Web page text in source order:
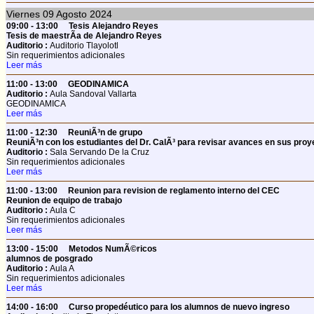
Viernes 09 Agosto 2024
09:00 - 13:00 Tesis Alejandro Reyes
Tesis de maestrÃ­a de Alejandro Reyes
Auditorio : Auditorio Tlayolotl
Sin requerimientos adicionales
Leer más
11:00 - 13:00 GEODINAMICA
Auditorio : Aula Sandoval Vallarta
GEODINAMICA
Leer más
11:00 - 12:30
ReuniÃ³n de grupo
ReuniÃ³n con los estudiantes del Dr. CalÃ³ para revisar avances en sus
Auditorio : Sala Servando De la Cruz
Sin requerimientos adicionales
Leer más
11:00 - 13:00
Reunion para revision de reglamento interno del CEC
Reunion de equipo de trabajo
Auditorio : Aula C
Sin requerimientos adicionales
Leer más
13:00 - 15:00
Metodos NumÃ©ricos
alumnos de posgrado
Auditorio : Aula A
Sin requerimientos adicionales
Leer más
14:00 - 16:00 Curso propedéutico para los alumnos de nuevo ingreso